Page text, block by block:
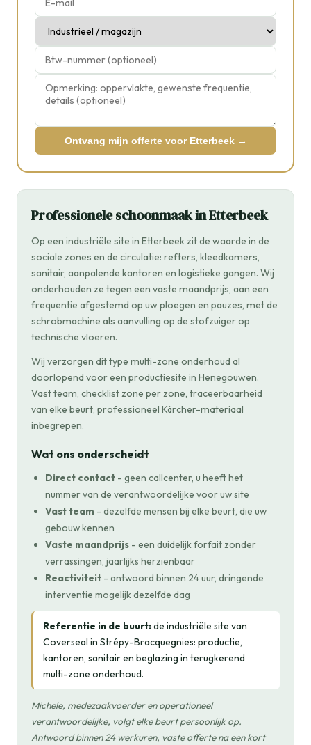
Ontvang mijn offerte voor Etterbeek →
Professionele schoonmaak in Etterbeek
Op een industriële site in Etterbeek zit de waarde in de
sociale zones en de circulatie: refters, kleedkamers,
sanitair, aanpalende kantoren en logistieke gangen. Wij
onderhouden ze tegen een vaste maandprijs, aan een
frequentie afgestemd op uw ploegen en pauzes, met de
schrobmachine als aanvulling op de stofzuiger op
technische vloeren.
Wij verzorgen dit type multi-zone onderhoud al
doorlopend voor een productiesite in Henegouwen.
Vast team, checklist zone per zone, traceerbaarheid
van elke beurt, professioneel Kärcher-materiaal
inbegrepen.
Wat ons onderscheidt
Direct contact - geen callcenter, u heeft het
nummer van de verantwoordelijke voor uw site
Vast team - dezelfde mensen bij elke beurt, die uw
gebouw kennen
Vaste maandprijs - een duidelijk forfait zonder
verrassingen, jaarlijks herzienbaar
Reactiviteit - antwoord binnen 24 uur, dringende
interventie mogelijk dezelfde dag
Referentie in de buurt:de industriële site van
Coverseal in Strépy-Bracquegnies: productie,
kantoren, sanitair en beglazing in terugkerend
multi-zone onderhoud.
Michele, medezaakvoerder en operationeel
verantwoordelijke, volgt elke beurt persoonlijk op.
Antwoord binnen 24 werkuren, vaste offerte na een kort